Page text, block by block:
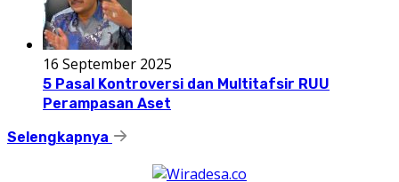
16 September 2025
5 Pasal Kontroversi dan Multitafsir RUU
Perampasan Aset
Selengkapnya